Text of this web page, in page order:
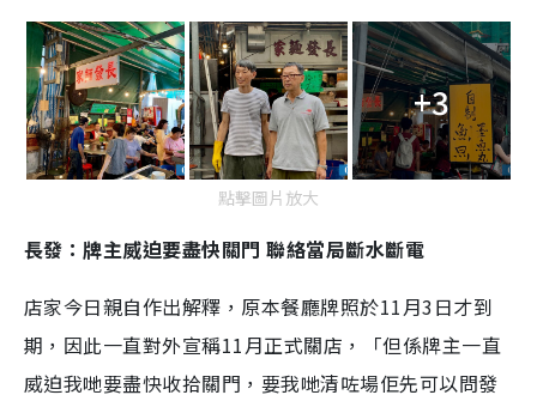
+3
點擊圖片放大
長發：牌主威迫要盡快關門 聯絡當局斷水斷電
店家今日親自作出解釋，原本餐廳牌照於11月3日才到
期，因此一直對外宣稱11月正式關店，「但係牌主一直
威迫我哋要盡快收拾關門，要我哋清咗場佢先可以問發